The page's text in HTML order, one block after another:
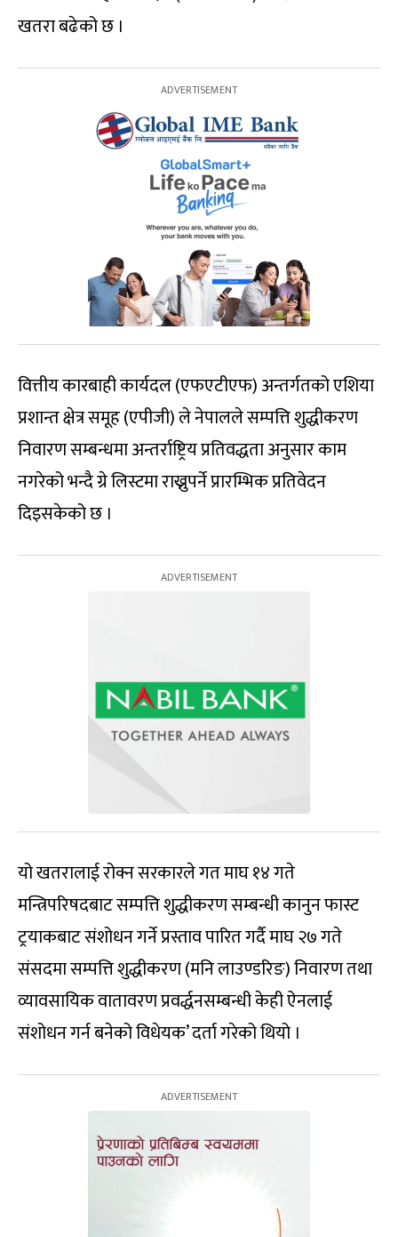
खतरा बढेको छ ।
वित्तीय कारबाही कार्यदल (एफएटीएफ) अन्तर्गतको एशिया
प्रशान्त क्षेत्र समूह (एपीजी) ले नेपालले सम्पत्ति शुद्धीकरण
निवारण सम्बन्धमा अन्तर्राष्ट्रिय प्रतिवद्धता अनुसार काम
नगरेको भन्दै ग्रे लिस्टमा राख्नुपर्ने प्रारम्भिक प्रतिवेदन
दिइसकेको छ ।
यो खतरालाई रोक्न सरकारले गत माघ १४ गते
मन्त्रिपरिषदबाट सम्पत्ति शुद्धीकरण सम्बन्धी कानुन फास्ट
ट्रयाकबाट संशोधन गर्ने प्रस्ताव पारित गर्दै माघ २७ गते
संसदमा सम्पत्ति शुद्धीकरण (मनि लाउण्डरिङ) निवारण तथा
व्यावसायिक वातावरण प्रवर्द्धनसम्बन्धी केही ऐनलाई
संशोधन गर्न बनेको विधेयक’ दर्ता गरेको थियो ।